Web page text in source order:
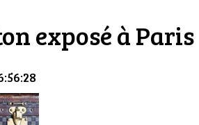
exposé à Paris